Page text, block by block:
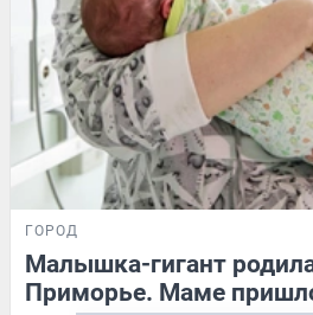
ГОРОД
Малышка-гигант
Приморье. Маме